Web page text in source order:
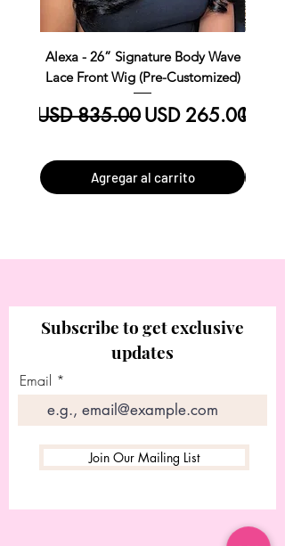
Alexa - 26” Signature Body Wave
Lace Front Wig (Pre-Customized)
Precio
USD 835.00Precio de oferta
USD 265.00
Agregar al carrito
Precio
USD
Subscribe to get exclusive
updates
Email
Join Our Mailing List